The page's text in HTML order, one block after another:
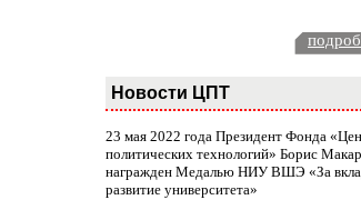
Новости ЦПТ
23 мая 2022 года Президент Фонда
политических технологий» Борис
награжден Медалью НИУ ВШЭ «За
развитие университета»